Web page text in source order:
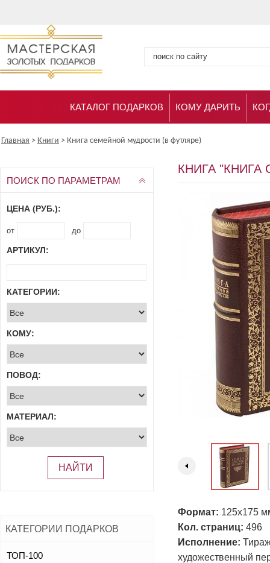
КАТАЛОГ ПОДАРКОВ КОМУ ДАРИТЬ
Главная > Книги > Книга семейной мудрости (в футляре)
ПОИСК ПО ПАРАМЕТРАМ
ЦЕНА (РУБ.):
от до
АРТИКУЛ:
КАТЕГОРИИ:
КОМУ:
ПОВОД:
МАТЕРИАЛ:
НАЙТИ
КАТЕГОРИИ ПОДАРКОВ
ТОП-100
КНИГА
Формат: 125х175
Кол. страниц: 496
Исполнение:
художественный